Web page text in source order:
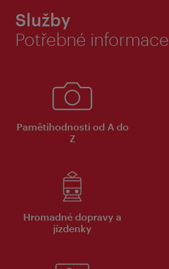
Služby
Potřebné informace
Pamětihodnosti od A do
Z
Hromadné dopravy a
jízdenky